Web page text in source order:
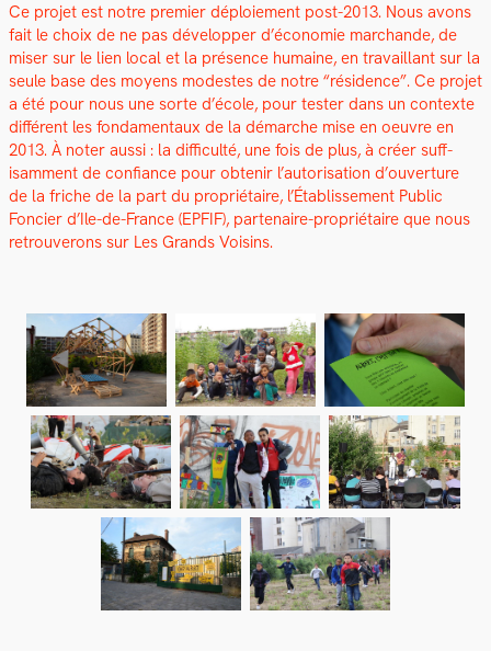
Ce pro­jet est notre pre­mier déploiement post-2013. Nous avons
fait le choix de ne pas dévelop­per d’économie marchande, de
miser sur le lien local et la présence humaine, en tra­vail­lant sur la
seule base des moyens mod­estes de notre “rési­dence”. Ce pro­jet
a été pour nous une sorte d’école, pour tester dans un con­texte
dif­férent les fon­da­men­taux de la démarche mise en oeu­vre en
2013. À not­er aus­si : la dif­fi­culté, une fois de plus, à créer suff­
isam­ment de con­fi­ance pour obtenir l’autorisation d’ouverture
de la friche de la part du pro­prié­taire, l’Étab­lisse­ment Pub­lic
Fonci­er d’Ile-de-France (EPFIF), parte­naire-pro­prié­taire que nous
retrou­verons sur Les Grands Voisins.